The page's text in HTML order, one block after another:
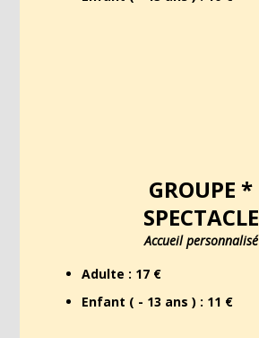
GROUPE *
SPECTACLE
Accueil personnalisé
Adulte : 17 €
Enfant ( - 13 ans ) : 11 €